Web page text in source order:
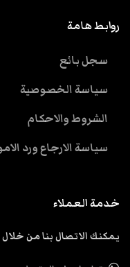
روابط هامة
سجل بائع
سياسة الخصوصية
الشروط والاحكام
سياسة الارجاع ورد
خدمة العملاء
يمكنك الاتصال بنا من خلال